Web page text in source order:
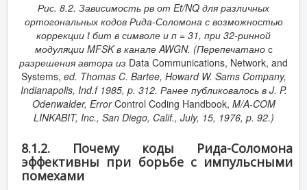
Рис. 8.2. Зависимость рв от Et/NQ для различных
ортогональных кодов Рида-Соломона с возможностью
коррекции tбит в символе и п = 31, при 32-ринной
модуляции MFSKв каналеAWGN. (Перепечатанос
разрешения автора из Data Communications, Network, and
Systems, ed. Thomas C. Bartee, Howard W. Sams Company,
Indianapolis, Ind.f 1985, p. 312. Ранее публиковалось вJ. P.
Odenwalder, ErrorControl Coding Handbook, M/A-COM
LINKABIT, Inc., San Diego, Calif., July, 15, 1976, p. 92.)
8.1.2. Почему коды Рида-Соломона
эффективны при борьбе с импульсными
помехами